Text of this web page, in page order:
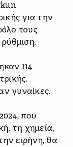
για την
τους
114
γυναίκες.
που
τη χημεία,
ειρήνη, θα